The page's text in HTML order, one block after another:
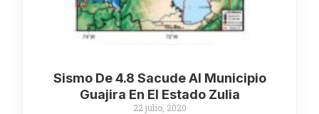
Sismo De 4.8 Sacude Al Municipio
Guajira En El Estado Zulia
22 julio, 2020